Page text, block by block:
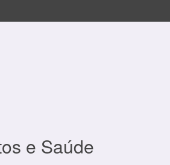
e Saúde